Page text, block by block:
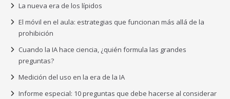
La nueva era de los lípidos
El móvil en el aula: estrategias que funcionan más allá de la
prohibición
Cuando la IA hace ciencia, ¿quién formula las grandes
preguntas?
Medición del uso en la era de la IA
Informe especial: 10 preguntas que debe hacerse al considerar